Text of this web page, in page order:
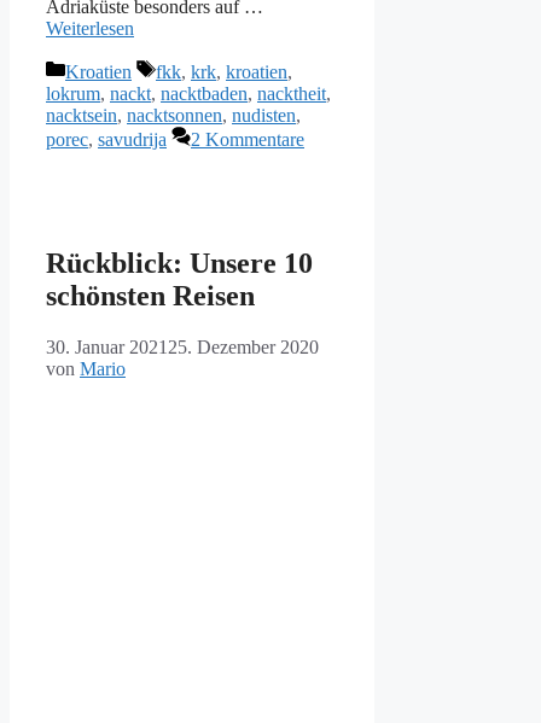
Adriaküste besonders auf …
Weiterlesen
Kategorien
Kroatien Schlagwörter
fkk, krk, kroatien,
lokrum, nackt, nacktbaden, nacktheit,
nacktsein, nacktsonnen, nudisten,
porec, savudrija 2 Kommentare
Rückblick: Unsere 10
schönsten Reisen
30. Januar 2021 25. Dezember 2020
von Mario